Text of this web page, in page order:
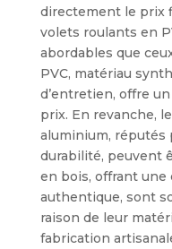
directement le prix
volets roulants en
abordables que
PVC, matériau
d’entretien, offre
prix. En revanche,
aluminium, réputés
durabilité, peuvent
en bois, offrant
authentique, sont
raison de leur
fabrication